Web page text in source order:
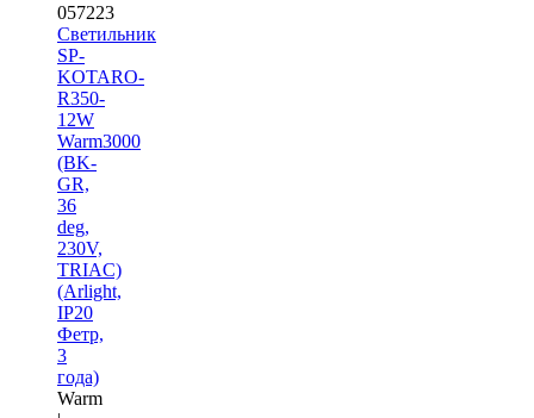
057223
Светильник
SP-
KOTARO-
R350-
12W
Warm3000
(BK-
GR,
36
deg,
230V,
TRIAC)
(Arlight,
IP20
Фетр,
3
года)
Warm